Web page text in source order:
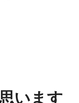
います